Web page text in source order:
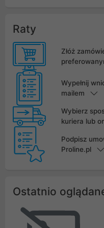
Raty
Złóż
Wypełnij
mailem
Wybierz
kuriera lub
Podpisz
Proline.pl
Ostatnio